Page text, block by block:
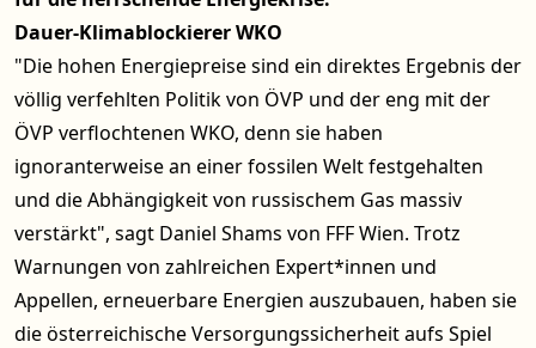
Dauer-Klimablockierer WKO
"Die hohen Energiepreise sind ein direktes Ergebnis der
völlig verfehlten Politik von ÖVP und der eng mit der
ÖVP verflochtenen WKO, denn sie haben
ignoranterweise an einer fossilen Welt festgehalten
und die Abhängigkeit von russischem Gas massiv
verstärkt", sagt Daniel Shams von FFF Wien. Trotz
Warnungen von zahlreichen Expert*innen und
Appellen, erneuerbare Energien auszubauen, haben sie
die österreichische Versorgungssicherheit aufs Spiel